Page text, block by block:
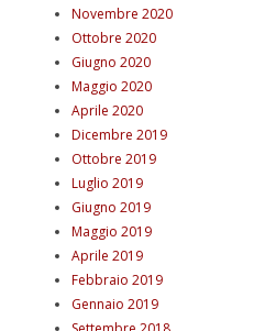
Novembre 2020
Ottobre 2020
Giugno 2020
Maggio 2020
Aprile 2020
Dicembre 2019
Ottobre 2019
Luglio 2019
Giugno 2019
Maggio 2019
Aprile 2019
Febbraio 2019
Gennaio 2019